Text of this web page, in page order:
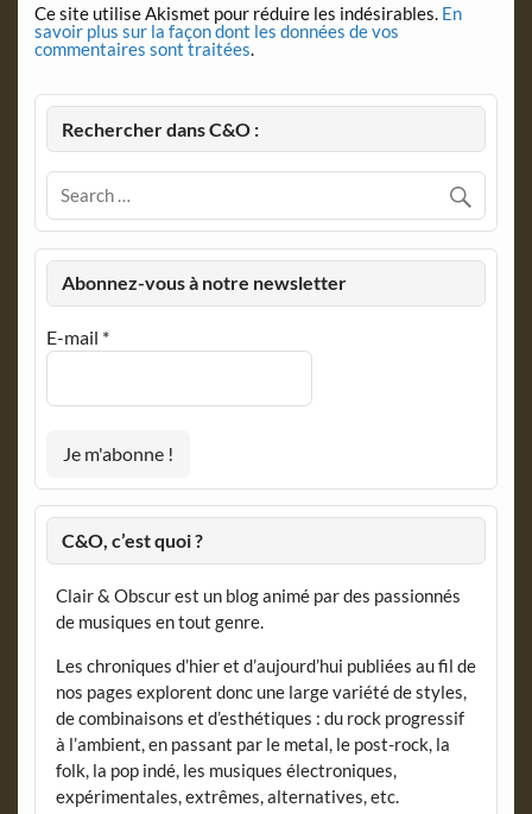
Ce site utilise Akismet pour réduire les indésirables. En
savoir plus sur la façon dont les données de vos
commentaires sont traitées.
Rechercher dans C&O :
Abonnez-vous à notre newsletter
E-mail *
C&O, c’est quoi ?
Clair & Obscur est un blog animé par des passionnés
de musiques en tout genre.
Les chroniques d’hier et d’aujourd’hui publiées au fil de
nos pages explorent donc une large variété de styles,
de combinaisons et d’esthétiques : du rock progressif
à l’ambient, en passant par le metal, le post-rock, la
folk, la pop indé, les musiques électroniques,
expérimentales, extrêmes, alternatives, etc.